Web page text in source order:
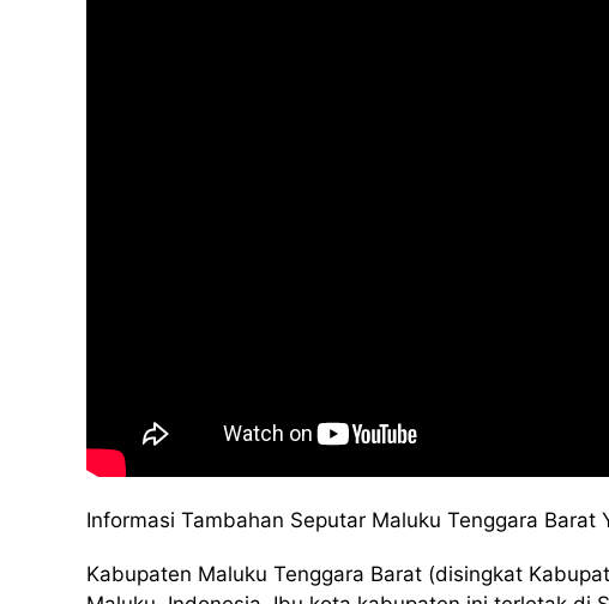
Informasi Tambahan Seputar Maluku Tenggara Barat
Kabupaten Maluku Tenggara Barat (disingkat